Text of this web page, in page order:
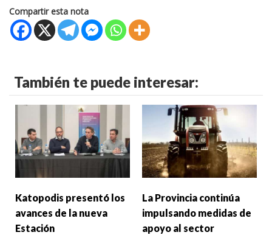
Compartir esta nota
También te puede interesar:
Katopodis presentó los
avances de la nueva
Estación
La Provincia continúa
impulsando medidas de
apoyo al sector